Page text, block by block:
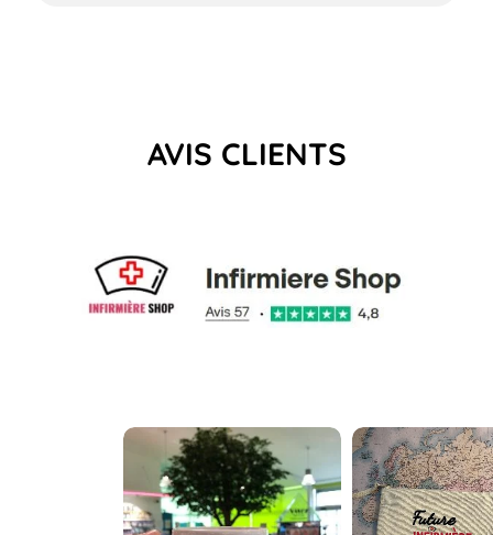
AVIS CLIENTS